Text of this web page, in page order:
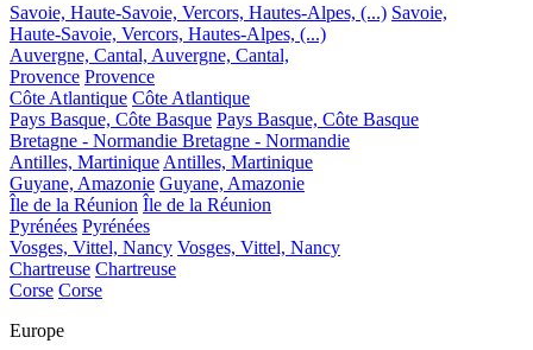
Savoie, Haute-Savoie, Vercors, Hautes-Alpes, (...) Savoie,
Haute-Savoie, Vercors, Hautes-Alpes, (...)
Auvergne, Cantal, Auvergne, Cantal,
Provence Provence
Côte Atlantique Côte Atlantique
Pays Basque, Côte Basque Pays Basque, Côte Basque
Bretagne - Normandie Bretagne - Normandie
Antilles, Martinique Antilles, Martinique
Guyane, Amazonie Guyane, Amazonie
Île de la Réunion Île de la Réunion
Pyrénées Pyrénées
Vosges, Vittel, Nancy Vosges, Vittel, Nancy
Chartreuse Chartreuse
Corse Corse
Europe